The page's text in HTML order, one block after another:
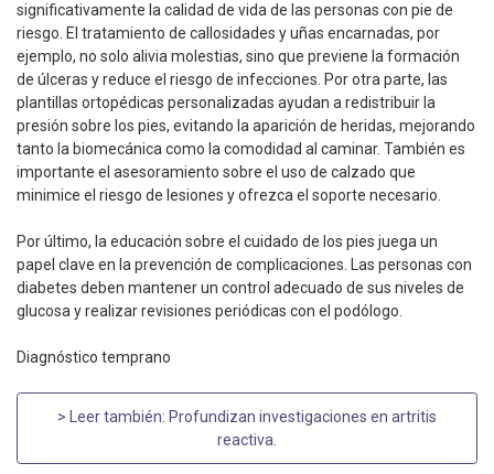
significativamente la calidad de vida de las personas con pie de
riesgo. El tratamiento de callosidades y uñas encarnadas, por
ejemplo, no solo alivia molestias, sino que previene la formación
de úlceras y reduce el riesgo de infecciones. Por otra parte, las
plantillas ortopédicas personalizadas ayudan a redistribuir la
presión sobre los pies, evitando la aparición de heridas, mejorando
tanto la biomecánica como la comodidad al caminar. También es
importante el asesoramiento sobre el uso de calzado que
minimice el riesgo de lesiones y ofrezca el soporte necesario.
Por último, la educación sobre el cuidado de los pies juega un
papel clave en la prevención de complicaciones. Las personas con
diabetes deben mantener un control adecuado de sus niveles de
glucosa y realizar revisiones periódicas con el podólogo.
Diagnóstico temprano
> Leer también: Profundizan investigaciones en artritis
reactiva